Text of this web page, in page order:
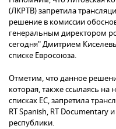
(ЛКРТВ) запретила
решение в комиссии
генеральным директором
сегодня" Дмитрием
списке Евросоюза.
Отметим, что данное
которая, также ссылаясь
списках ЕС, запретила
RT Spanish, RT Documentary
республики.